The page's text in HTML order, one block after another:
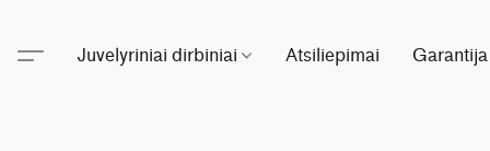
Juvelyriniai dirbiniai Atsiliepimai Garantija